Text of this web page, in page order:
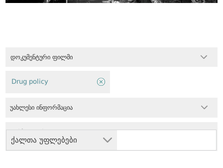
დოკუმენტური ფილმი
ქალთა უფლებები
Drug policy
უახლესი ინფორმაცია